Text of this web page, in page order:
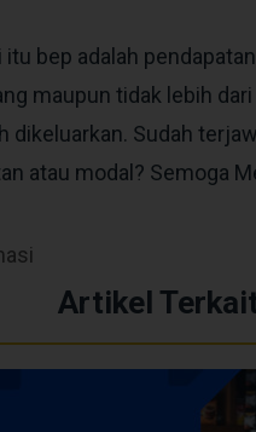
itu bep adalah
maupun tidak lebih dari
dikeluarkan. Sudah
atau modal? Semoga
Artikel